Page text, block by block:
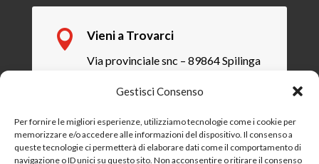
Gestisci Consenso
Per fornire le migliori esperienze, utilizziamo tecnologie come i cookie per
memorizzare e/o accedere alle informazioni del dispositivo. Il consenso a
queste tecnologie ci permetterà di elaborare dati come il comportamento di
navigazione o ID unici su questo sito. Non acconsentire o ritirare il consenso
 Vieni a Trovarci
Via provinciale snc – 89864 Spilinga
P.iva 03558240796
 Email